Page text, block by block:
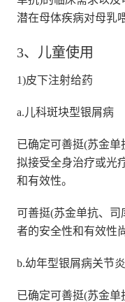
潜在母体疾病对母乳
3、儿童使用
1)皮下注射给药
a.儿科斑块型银屑病
已确定可善挺(苏金
拟接受全身治疗或光
和有效性。
可善挺(苏金单抗、司
者的安全性和有效性
b.幼年型银屑病关节炎
已确定可善挺(苏金